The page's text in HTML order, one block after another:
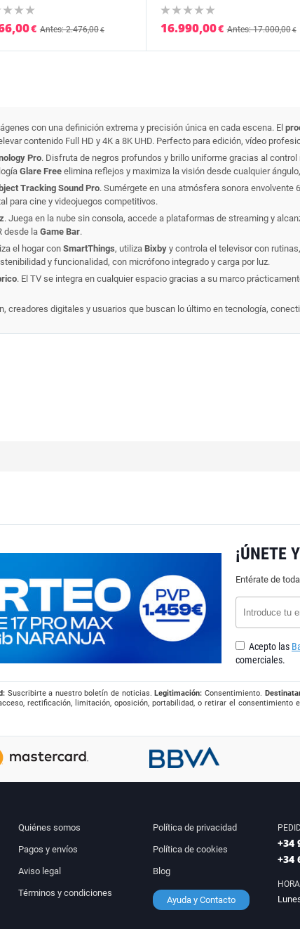
€ Antes: 2.476,00€ 16.990,00€ Antes: 17.000,00€
con una definición extrema y precisión única en cada escena. El
contenido Full HD y 4K a 8K UHD. Perfecto para edición, vídeo
Pro. Disfruta de negros profundos y brillo uniforme gracias al
Glare Free elimina reflejos y maximiza la visión desde cualquier
Tracking Sound Pro. Sumérgete en una atmósfera sonora envolvente
para cine y videojuegos competitivos.
. Juega en la nube sin consola, accede a plataformas de streaming y
desde la Game Bar.
el hogar con SmartThings, utiliza Bixby y controla el televisor con
y funcionalidad, con micrófono integrado y carga por luz.
. El TV se integra en cualquier espacio gracias a su marco
creadores digitales y usuarios que buscan lo último en tecnología,
¡ÚNETE
Entérate de
Acepto las
comerciales.
Suscribirte a nuestro boletín de noticias.Legitimación: Consentimiento.
rectificación, limitación, oposición, portabilidad, o retirar el consentimiento
Quiénes somos
Pagos y envíos
Aviso legal
Términos y condiciones
Política de privacidad
Política de cookies
Blog
Ayuda y Contacto
+34
+34